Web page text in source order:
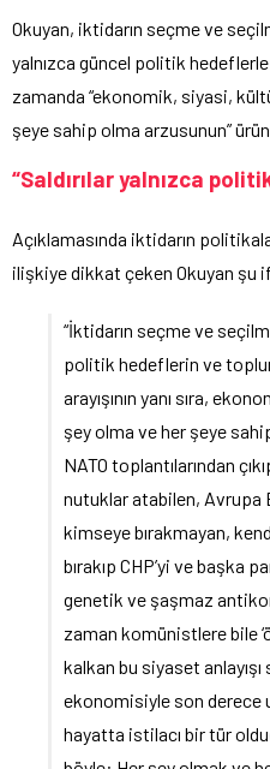
Okuyan, iktidarın seçme ve
yalnızca güncel politik hedeflerle
zamanda “ekonomik, siyasi,
şeye sahip olma arzusunun”
“Saldırılar yalnızca
Açıklamasında iktidarın
ilişkiye dikkat çeken Okuyan şu
“İktidarın seçme ve
politik hedeflerin ve
arayışının yanı sıra,
şey olma ve her şeye
NATO toplantılarından
nutuklar atabilen, Avrupa
kimseye bırakmayan,
bırakıp CHP’yi ve başka
genetik ve şaşmaz
zaman komünistlere bile
kalkan bu siyaset anlayışı
ekonomisiyle son derece
hayatta istilacı bir tür